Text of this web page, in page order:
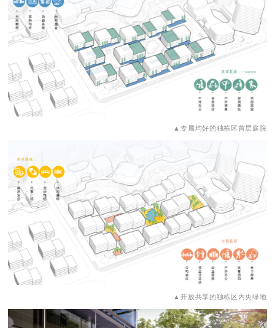
▲专属均好的独栋区首层庭院
▲开放共享的独栋区内央绿地